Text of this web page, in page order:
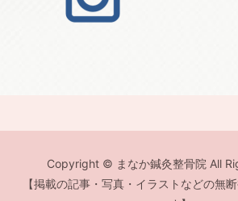
Copyright © まなか鍼灸整骨院 All
【掲載の記事・写真・イラストなどの無